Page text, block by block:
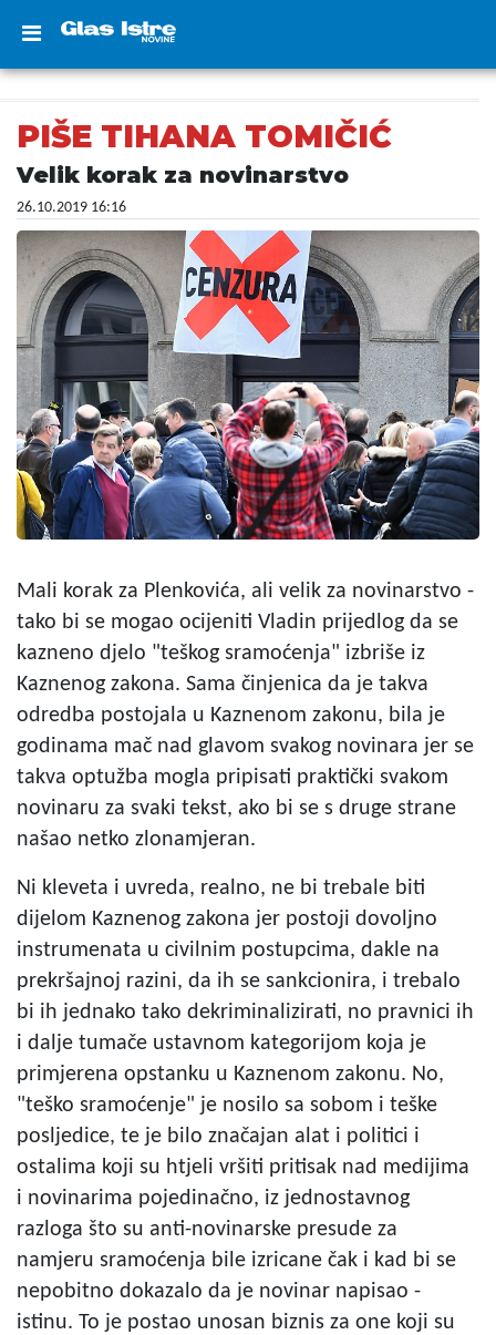
PIŠE TIHANA TOMIČIĆ
Velik korak za novinarstvo
26.10.2019 16:16
Mali korak za Plenkovića, ali velik za novinarstvo -
tako bi se mogao ocijeniti Vladin prijedlog da se
kazneno djelo "teškog sramoćenja" izbriše iz
Kaznenog zakona. Sama činjenica da je takva
odredba postojala u Kaznenom zakonu, bila je
godinama mač nad glavom svakog novinara jer se
takva optužba mogla pripisati praktički svakom
novinaru za svaki tekst, ako bi se s druge strane
našao netko zlonamjeran.
Ni kleveta i uvreda, realno, ne bi trebale biti
dijelom Kaznenog zakona jer postoji dovoljno
instrumenata u civilnim postupcima, dakle na
prekršajnoj razini, da ih se sankcionira, i trebalo
bi ih jednako tako dekriminalizirati, no pravnici ih
i dalje tumače ustavnom kategorijom koja je
primjerena opstanku u Kaznenom zakonu. No,
"teško sramoćenje" je nosilo sa sobom i teške
posljedice, te je bilo značajan alat i politici i
ostalima koji su htjeli vršiti pritisak nad medijima
i novinarima pojedinačno, iz jednostavnog
razloga što su anti-novinarske presude za
namjeru sramoćenja bile izricane čak i kad bi se
nepobitno dokazalo da je novinar napisao -
istinu. To je postao unosan biznis za one koji su